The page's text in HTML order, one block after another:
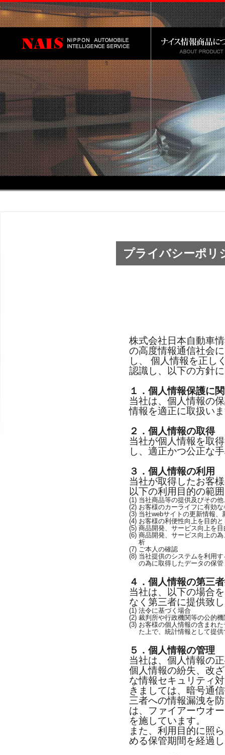
プライバシーポリ
株式会社日本自動車
の高度情報通信社会
し、 個人情報を正し
認識し、以下の方針
１．個人情報保護に
当社は、個人情報の
情報を適正に取扱い
２．個人情報の取得
当社が個人情報を取
し、適正かつ公正な
３．個人情報の利用
当社が取得したお客
以下の利用目的の範
(1) 当社商品等の提供及びその
(2) お客様のカーライフに有効
(3) 当社webサイトの更新情報、
(4) お客様の利便性向上を目的
(5) 商品開発、サービス向上を
(6) 商品開発、サービス向上の
析
(7) ご本人の確認
(8) 当社提供のシステムを利用
の為に取得したデータの保管
４．個人情報の第三
当社は、以下の場合
なく第三者に提供致
(1) 法令に基づく場合
(2) 裁判所や行政機関等の公的
(3) お客様の個人情報の含まれ
た上で、統計情報として提
５．個人情報の管理
当社は、個人情報の
個人情報の紛失、改
な情報セキュリティ
きましては、暗号通
三者への情報漏洩を
は、ファイアーウオ
を施しています。
また、利用目的に照
める保管期間を経過